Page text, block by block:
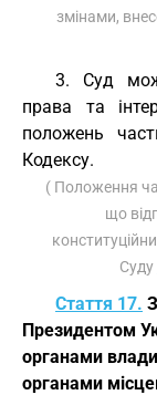
змінами,
3. Суд
права та
положень
Кодексу.
( Положення
що
Суду
Стаття 17.
Президентом
органами
органами